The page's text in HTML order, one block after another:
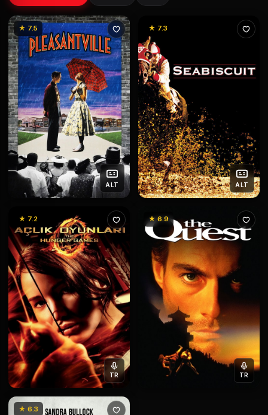
★ 7.5
ALT
★ 7.3
ALT
★ 7.2
TR
★ 6.9
TR
★ 6.3